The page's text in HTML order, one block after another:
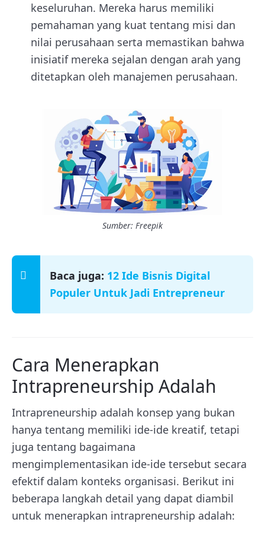
keseluruhan. Mereka harus memiliki
pemahaman yang kuat tentang misi dan
nilai perusahaan serta memastikan bahwa
inisiatif mereka sejalan dengan arah yang
ditetapkan oleh manajemen perusahaan.
Sumber: Freepik
Baca juga: 12 Ide Bisnis Digital
Populer Untuk Jadi Entrepreneur
Cara Menerapkan
Intrapreneurship Adalah
Intrapreneurship adalah konsep yang bukan
hanya tentang memiliki ide-ide kreatif, tetapi
juga tentang bagaimana
mengimplementasikan ide-ide tersebut secara
efektif dalam konteks organisasi. Berikut ini
beberapa langkah detail yang dapat diambil
untuk menerapkan intrapreneurship adalah: